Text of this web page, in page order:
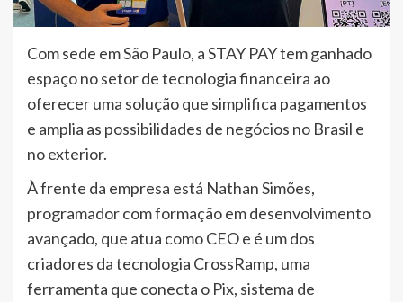
Com sede em São Paulo, a STAY PAY tem ganhado
espaço no setor de tecnologia financeira ao
oferecer uma solução que simplifica pagamentos
e amplia as possibilidades de negócios no Brasil e
no exterior.
À frente da empresa está Nathan Simões,
programador com formação em desenvolvimento
avançado, que atua como CEO e é um dos
criadores da tecnologia CrossRamp, uma
ferramenta que conecta o Pix, sistema de